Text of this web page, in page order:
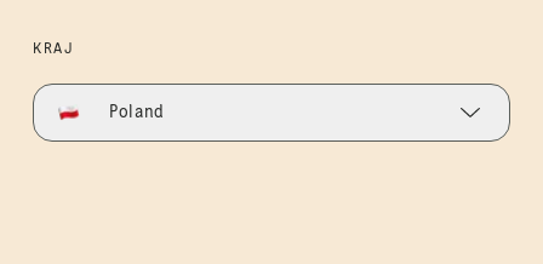
KRAJ
Poland